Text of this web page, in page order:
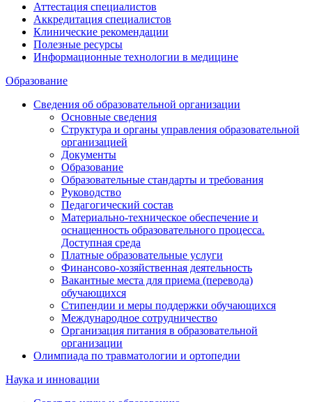
Аттестация специалистов
Аккредитация специалистов
Клинические рекомендации
Полезные ресурсы
Информационные технологии в медицине
Образование
Сведения об образовательной организации
Основные сведения
Структура и органы управления образовательной
организацией
Документы
Образование
Образовательные стандарты и требования
Руководство
Педагогический состав
Материально-техническое обеспечение и
оснащенность образовательного процесса.
Доступная среда
Платные образовательные услуги
Финансово-хозяйственная деятельность
Вакантные места для приема (перевода)
обучающихся
Стипендии и меры поддержки обучающихся
Международное сотрудничество
Организация питания в образовательной
организации
Олимпиада по травматологии и ортопедии
Наука и инновации